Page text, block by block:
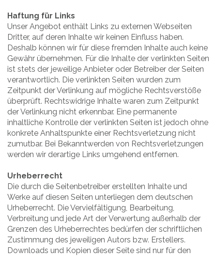
Haftung für Links
Unser Angebot enthält Links zu externen Webseiten
Dritter, auf deren Inhalte wir keinen Einfluss haben.
Deshalb können wir für diese fremden Inhalte auch keine
Gewähr übernehmen. Für die Inhalte der verlinkten Seiten
ist stets der jeweilige Anbieter oder Betreiber der Seiten
verantwortlich. Die verlinkten Seiten wurden zum
Zeitpunkt der Verlinkung auf mögliche Rechtsverstöße
überprüft. Rechtswidrige Inhalte waren zum Zeitpunkt
der Verlinkung nicht erkennbar. Eine permanente
inhaltliche Kontrolle der verlinkten Seiten ist jedoch ohne
konkrete Anhaltspunkte einer Rechtsverletzung nicht
zumutbar. Bei Bekanntwerden von Rechtsverletzungen
werden wir derartige Links umgehend entfernen.
Urheberrecht
Die durch die Seitenbetreiber erstellten Inhalte und
Werke auf diesen Seiten unterliegen dem deutschen
Urheberrecht. Die Vervielfältigung, Bearbeitung,
Verbreitung und jede Art der Verwertung außerhalb der
Grenzen des Urheberrechtes bedürfen der schriftlichen
Zustimmung des jeweiligen Autors bzw. Erstellers.
Downloads und Kopien dieser Seite sind nur für den